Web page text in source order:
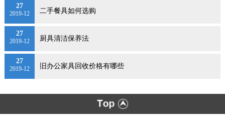
27
2019-12 二手餐具如何选购
27
2019-12 厨具清洁保养法
27
2019-12 旧办公家具回收价格有哪些